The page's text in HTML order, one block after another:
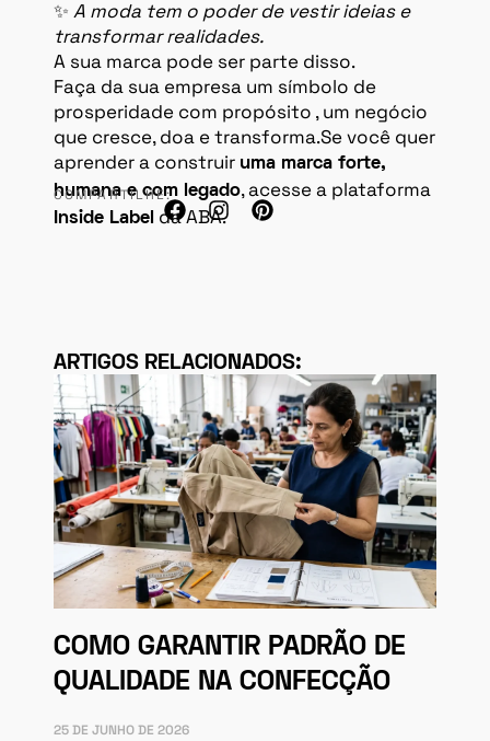
✨ A moda tem o poder de vestir ideias e
transformar realidades.
A sua marca pode ser parte disso.
Faça da sua empresa um símbolo de
prosperidade com propósito , um negócio
que cresce, doa e transforma.Se você quer
aprender a construir uma marca forte,
humana e com legado, acesse a plataforma
Inside Label da ABA.
COMPARTILHE:
ARTIGOS RELACIONADOS:
COMO GARANTIR PADRÃO DE
QUALIDADE NA CONFECÇÃO
25 DE JUNHO DE 2026